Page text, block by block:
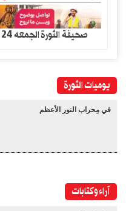
صحيفة الثورة الجمعه 24 صفر 1448- 7 اغسطس 2026
يوميات الثورة
في مِحراب النور الأعظم
آراء وكتابات